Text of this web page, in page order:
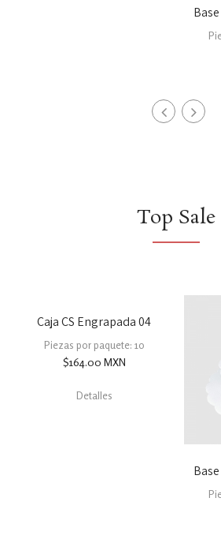
Top Sale
Caja CS Engrapada 04
Piezas por paquete: 10
$164.00 MXN
Detalles